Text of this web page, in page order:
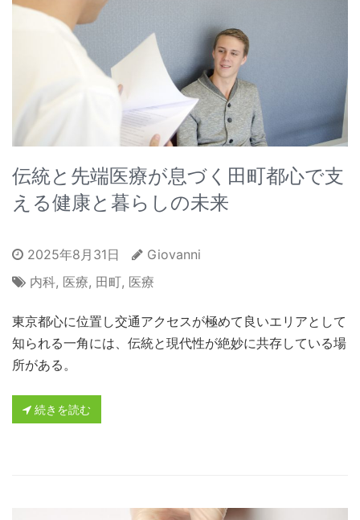
伝統と先端医療が息づく田町都心で支
える健康と暮らしの未来
2025年8月31日
Giovanni
内科, 医療, 田町, 医療
東京都心に位置し交通アクセスが極めて良いエリアとして
知られる一角には、伝統と現代性が絶妙に共存している場
所がある。
続きを読む